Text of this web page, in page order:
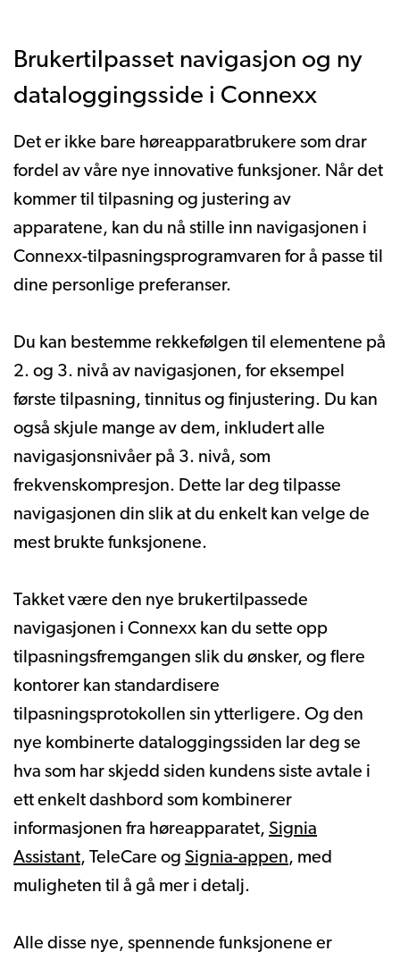
Brukertilpasset navigasjon og ny
dataloggingsside i Connexx
Det er ikke bare høreapparatbrukere som drar
fordel av våre nye innovative funksjoner. Når det
kommer til tilpasning og justering av
apparatene, kan du nå stille inn navigasjonen i
Connexx-tilpasningsprogramvaren for å passe til
dine personlige preferanser.
Du kan bestemme rekkefølgen til elementene på
2. og 3. nivå av navigasjonen, for eksempel
første tilpasning, tinnitus og finjustering. Du kan
også skjule mange av dem, inkludert alle
navigasjonsnivåer på 3. nivå, som
frekvenskompresjon. Dette lar deg tilpasse
navigasjonen din slik at du enkelt kan velge de
mest brukte funksjonene.
Takket være den nye brukertilpassede
navigasjonen i Connexx kan du sette opp
tilpasningsfremgangen slik du ønsker, og flere
kontorer kan standardisere
tilpasningsprotokollen sin ytterligere. Og den
nye kombinerte dataloggingssiden lar deg se
hva som har skjedd siden kundens siste avtale i
ett enkelt dashbord som kombinerer
informasjonen fra høreapparatet, Signia
Assistant, TeleCare og Signia-appen, med
muligheten til å gå mer i detalj.
Alle disse nye, spennende funksjonene er